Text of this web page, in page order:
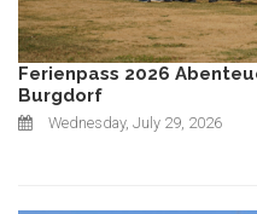
Ferienpass 2026
Burgdorf
Wednesday, July 29, 2026